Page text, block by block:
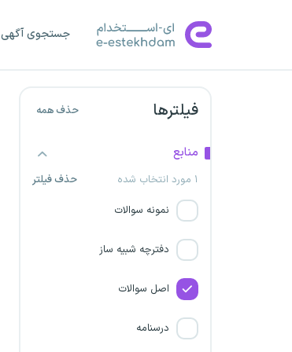
جستجوی آگهی
فیلترها حذف همه
منابع
۱ مورد انتخاب شده
حذف فیلتر
نمونه سوالات
دفترچه شبیه ساز
اصل سوالات
درسنامه
شرکت صنایع پتروشیمی خلیج
وزارت علوم، تحقیقات و فناوری
بانک آینده
بیمارستان فوق تخصصی پارس
زاهدان
سازمان دامپزشکی کشور
سازمان هواشناسی